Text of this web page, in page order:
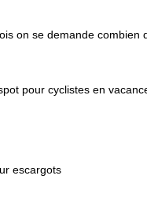
on se demande combien
pour cyclistes en
escargots